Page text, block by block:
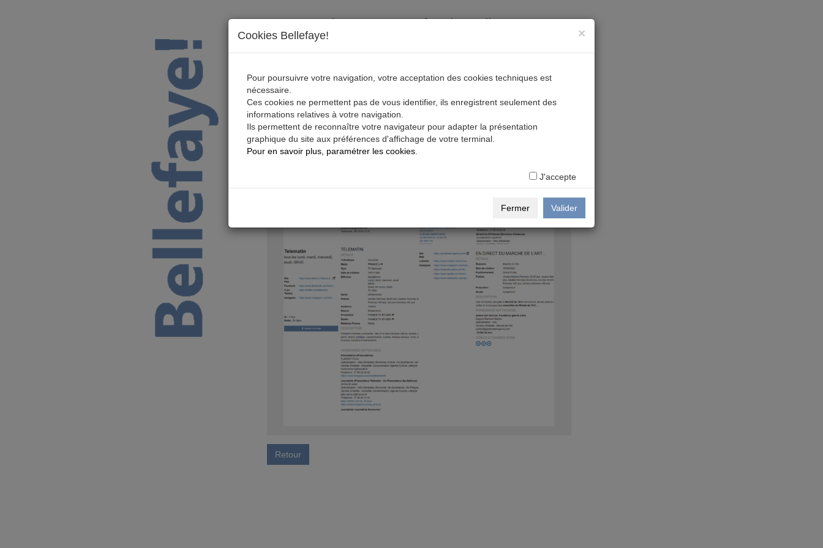
Les pages professionnelles
Médias, journalistes, émissions, podcasts, plannings...
89 846 références. Plus de mille consultations quotidiennes.
Retour
×
Cookies Bellefaye!
Pour poursuivre votre navigation, votre acceptation des cookies techniques est
nécessaire.
Ces cookies ne permettent pas de vous identifier, ils enregistrent seulement des
informations relatives à votre navigation.
Ils permettent de reconnaître votre navigateur pour adapter la présentation
graphique du site aux préférences d'affichage de votre terminal.
Pour en savoir plus, paramétrer les cookies
J'accepte
Fermer Valider